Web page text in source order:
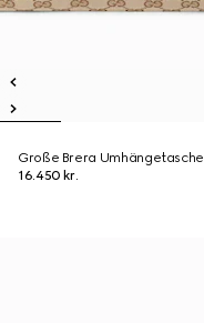
Große Brera Umhängetasche
16.450 kr.